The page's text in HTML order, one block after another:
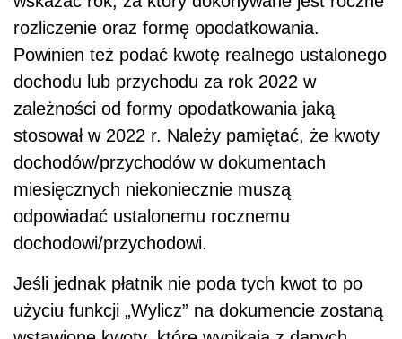
rozliczenie oraz formę opodatkowania.
Powinien też podać kwotę realnego ustalonego
dochodu lub przychodu za rok 2022 w
zależności od formy opodatkowania jaką
stosował w 2022 r. Należy pamiętać, że kwoty
dochodów/przychodów w dokumentach
miesięcznych niekoniecznie muszą
odpowiadać ustalonemu rocznemu
dochodowi/przychodowi.
Jeśli jednak płatnik nie poda tych kwot to po
użyciu funkcji „Wylicz” na dokumencie zostaną